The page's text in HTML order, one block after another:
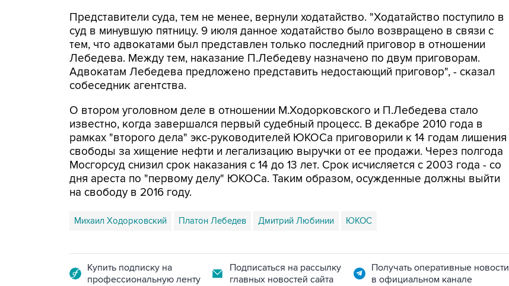
Представители суда, тем не менее, вернули ходатайство. "Ходатайство поступило в
суд в минувшую пятницу. 9 июля данное ходатайство было возвращено в связи с
тем, что адвокатами был представлен только последний приговор в отношении
Лебедева. Между тем, наказание П.Лебедеву назначено по двум приговорам.
Адвокатам Лебедева предложено представить недостающий приговор", - сказал
собеседник агентства.
О втором уголовном деле в отношении М.Ходорковского и П.Лебедева стало
известно, когда завершался первый судебный процесс. В декабре 2010 года в
рамках "второго дела" экс-руководителей ЮКОСа приговорили к 14 годам лишения
свободы за хищение нефти и легализацию выручки от ее продажи. Через полгода
Мосгорсуд снизил срок наказания с 14 до 13 лет. Срок исчисляется с 2003 года - со
дня ареста по "первому делу" ЮКОСа. Таким образом, осужденные должны выйти
на свободу в 2016 году.
Михаил Ходорковский Платон Лебедев Дмитрий Любинии ЮКОС
Купить подписку на
профессиональную ленту
Подписаться на рассылку
главных новостей сайта
Получать оперативные новости
в официальном канале